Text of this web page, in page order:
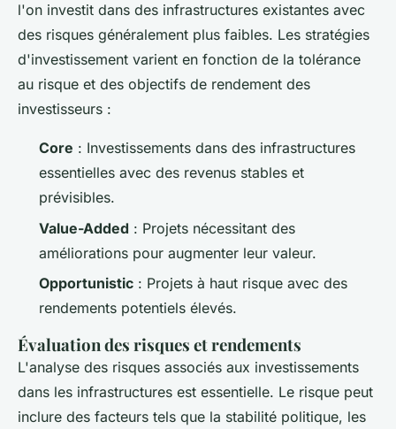
l'on investit dans des infrastructures existantes avec
des risques généralement plus faibles. Les stratégies
d'investissement varient en fonction de la tolérance
au risque et des objectifs de rendement des
investisseurs :
Core : Investissements dans des infrastructures
essentielles avec des revenus stables et
prévisibles.
Value-Added : Projets nécessitant des
améliorations pour augmenter leur valeur.
Opportunistic : Projets à haut risque avec des
rendements potentiels élevés.
Évaluation des risques et rendements
L'analyse des risques associés aux investissements
dans les infrastructures est essentielle. Le risque peut
inclure des facteurs tels que la stabilité politique, les